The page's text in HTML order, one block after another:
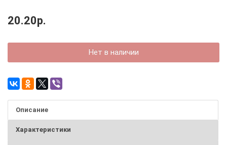
20.20р.
Нет в наличии
Описание
Характеристики